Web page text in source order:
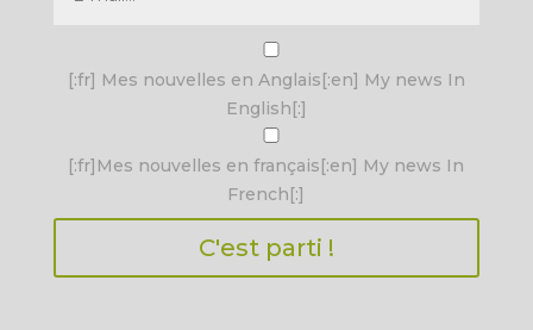
I agree terms and conditions.*
[:fr] Mes nouvelles en Anglais[:en] My news In
English[:]
[:fr]Mes nouvelles en français[:en] My news In
French[:]